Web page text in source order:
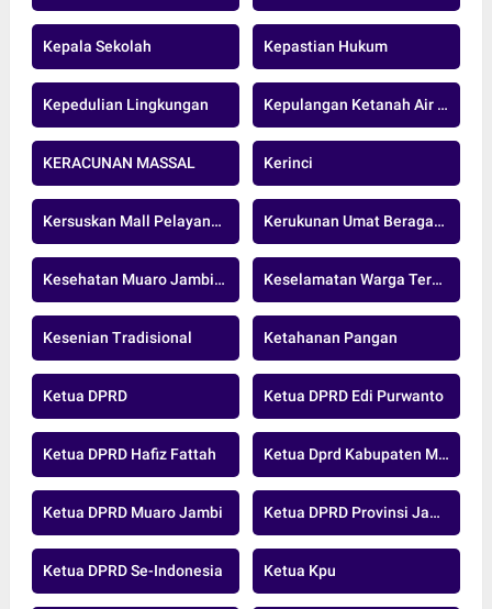
Kepala Sekolah Kepastian Hukum
Kepedulian Lingkungan Kepulangan Ketanah Air Indonesia
KERACUNAN MASSAL Kerinci
Kersuskan Mall Pelayanan Publik Kerukunan Umat Beragama
Kesehatan Muaro Jambi.nasional Keselamatan Warga Terancam
Kesenian Tradisional Ketahanan Pangan
Ketua DPRD Ketua DPRD Edi Purwanto
Ketua DPRD Hafiz Fattah Ketua Dprd Kabupaten Muaro Jambi
Ketua DPRD Muaro Jambi Ketua DPRD Provinsi Jambi
Ketua DPRD Se-Indonesia Ketua Kpu